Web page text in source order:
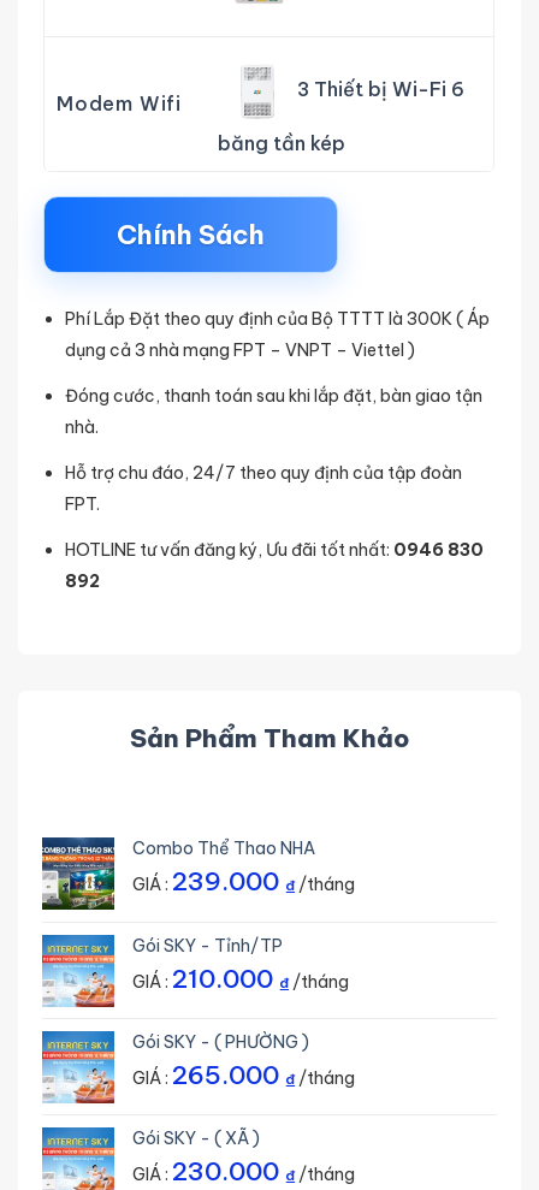
Modem Wifi
3 Thiết bị Wi-Fi 6
băng tần kép
Chính Sách
Phí Lắp Đặt theo quy định của Bộ TTTT là 300K ( Áp
dụng cả 3 nhà mạng FPT – VNPT – Viettel )
Đóng cước, thanh toán sau khi lắp đặt, bàn giao tận
nhà.
Hỗ trợ chu đáo, 24/7 theo quy định của tập đoàn
FPT.
HOTLINE tư vấn đăng ký, Ưu đãi tốt nhất: 0946 830
892
Sản Phẩm Tham Khảo
Combo Thể Thao NHA
GIÁ : 239.000 ₫/tháng
Gói SKY - Tỉnh/TP
GIÁ : 210.000 ₫/tháng
Gói SKY - ( PHƯỜNG )
GIÁ : 265.000 ₫/tháng
Gói SKY - ( XÃ )
GIÁ : 230.000 ₫/tháng